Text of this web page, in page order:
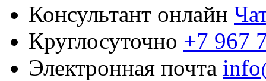
Консультант онлайн
Круглосуточно +7 967
Электронная почта